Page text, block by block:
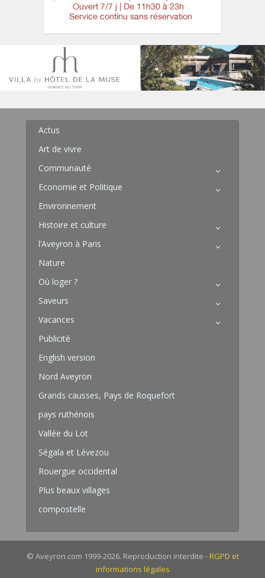
Actus
Art de vivre
Communauté
Economie et Politique
Environnement
Histoire et culture
l’Aveyron à Paris
Nature
Où loger ?
Saveurs
Vacances
Publicité
English version
Nord Aveyron
Grands causses, Pays de Roquefort
pays ruthénois
Vallée du Lot
Ségala et Lévezou
Rouergue occidental
Plus beaux villages
compostelle
© Aveyron.com 1999-2026. Reproduction interdite - RGPD et
informations légales